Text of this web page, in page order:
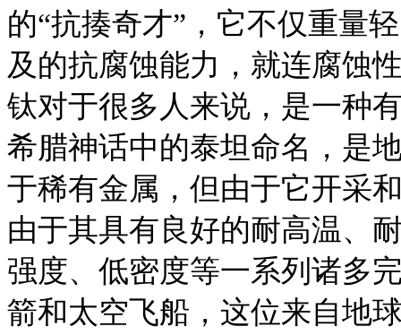
的“抗揍奇才”，它不仅重量
及的抗腐蚀能力，就连腐蚀
钛对于很多人来说，是一种
希腊神话中的泰坦命名，是
于稀有金属，但由于它开采
由于其具有良好的耐高温、
强度、低密度等一系列诸多
箭和太空飞船，这位来自地